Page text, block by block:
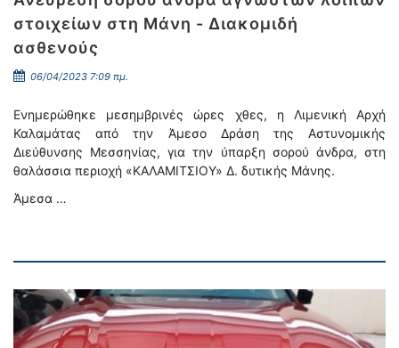
στοιχείων στη Μάνη - Διακομιδή
ασθενούς
06/04/2023 7:09 πμ.
Ενημερώθηκε μεσημβρινές ώρες χθες, η Λιμενική Αρχή
Καλαμάτας από την Άμεσο Δράση της Αστυνομικής
Διεύθυνσης Μεσσηνίας, για την ύπαρξη σορού άνδρα, στη
θαλάσσια περιοχή «ΚΑΛΑΜΙΤΣΙΟΥ» Δ. δυτικής Μάνης.
Άμεσα …